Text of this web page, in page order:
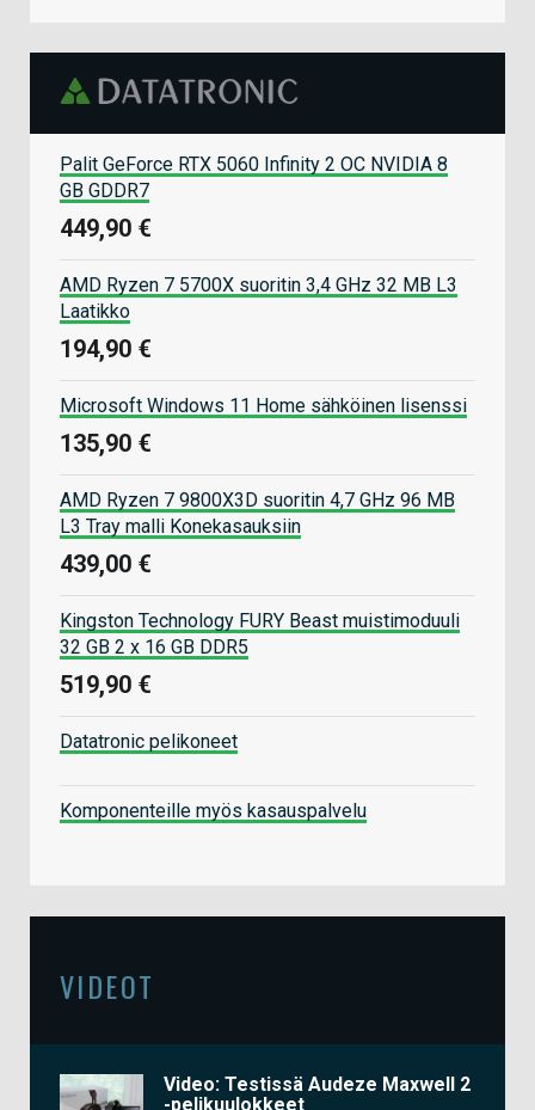
Palit GeForce RTX 5060 Infinity 2 OC NVIDIA 8
GB GDDR7
449,90 €
AMD Ryzen 7 5700X suoritin 3,4 GHz 32 MB L3
Laatikko
194,90 €
Microsoft Windows 11 Home sähköinen lisenssi
135,90 €
AMD Ryzen 7 9800X3D suoritin 4,7 GHz 96 MB
L3 Tray malli Konekasauksiin
439,00 €
Kingston Technology FURY Beast muistimoduuli
32 GB 2 x 16 GB DDR5
519,90 €
Datatronic pelikoneet
Komponenteille myös kasauspalvelu
VIDEOT
Video: Testissä Audeze Maxwell 2
-pelikuulokkeet